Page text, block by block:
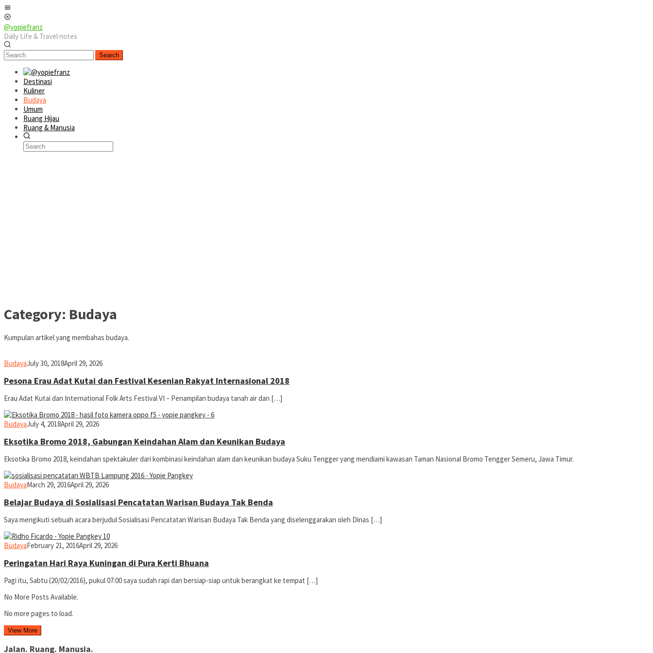
Skip
to
content
@yopiefranz
Daily Life & Travel notes
Search
Destinasi
Kuliner
Budaya
Umum
Ruang Hijau
Ruang & Manusia
Category: Budaya
Kumpulan artikel yang membahas budaya.
Budayayopiefranz
July 30, 2018April 29, 2026
Pesona Erau Adat Kutai dan Festival Kesenian Rakyat Internasional 2018
Erau Adat Kutai dan International Folk Arts Festival VI – Penampilan budaya tanah air dan […]
Budayayopiefranz
July 4, 2018April 29, 2026
Eksotika Bromo 2018, Gabungan Keindahan Alam dan Keunikan Budaya
Eksotika Bromo 2018, keindahan spektakuler dari kombinasi keindahan alam dan keunikan budaya Suku Tengger yang mendiami kawasan Taman Nasional Bromo Tengger Semeru, Jawa Timur.
Budayayopiefranz
March 29, 2016April 29, 2026
Belajar Budaya di Sosialisasi Pencatatan Warisan Budaya Tak Benda
Saya mengikuti sebuah acara berjudul Sosialisasi Pencatatan Warisan Budaya Tak Benda yang diselenggarakan oleh Dinas […]
Budayayopiefranz
February 21, 2016April 29, 2026
Peringatan Hari Raya Kuningan di Pura Kerti Bhuana
Pagi itu, Sabtu (20/02/2016), pukul 07:00 saya sudah rapi dan bersiap-siap untuk berangkat ke tempat […]
No More Posts Available.
No more pages to load.
View More
Jalan. Ruang. Manusia.